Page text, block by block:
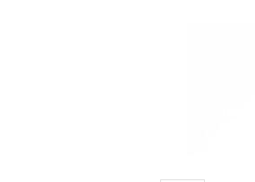
rebecchini, i
Che